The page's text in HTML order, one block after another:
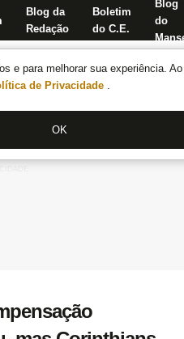
e para melhorar sua experiência.
de Privacidade .
OK
Blog da
Redação
Boletim
do C.E.
Blog
do